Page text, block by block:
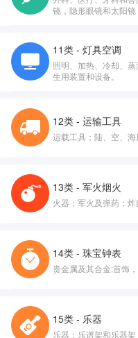
塞，潜水用鼻夹，潜
镜，隐形眼镜和太阳镜
11类 - 灯具空调
照明、加热、冷却、
生用装置和设备。
12类 - 运输工具
运载工具；陆、空、海
13类 - 军火烟火
火器；军火及弹药；炸
14类 - 珠宝钟表
贵金属及其合金;首饰
15类 - 乐器
乐器；乐谱架和乐器架